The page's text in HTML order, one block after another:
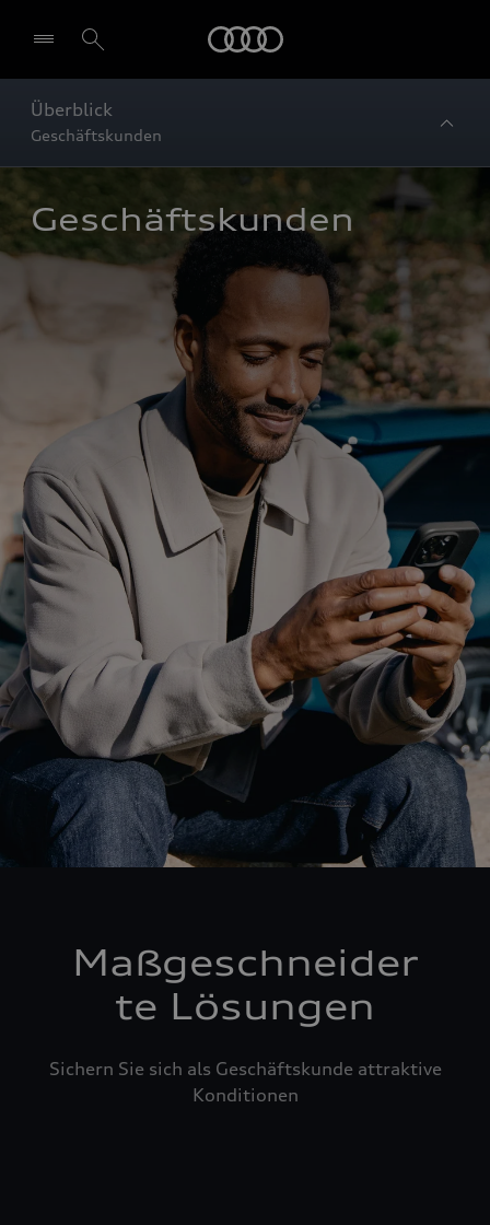
Überblick
Geschäftskunden
Geschäftskunden
Maßgeschneider
te Lösungen
Sichern Sie sich als Geschäftskunde attraktive
Konditionen